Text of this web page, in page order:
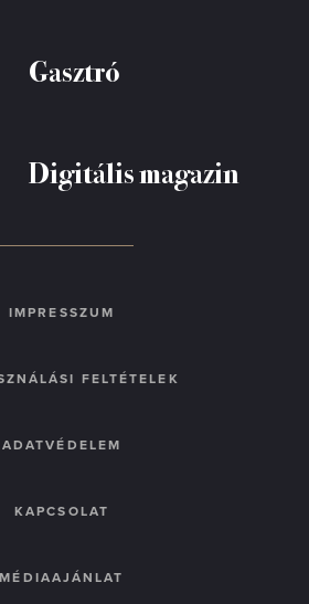
Gasztró
Digitális magazin
IMPRESSZUM
FELTÉTELEK
ADATVÉDELEM
KAPCSOLAT
MÉDIAAJÁNLAT